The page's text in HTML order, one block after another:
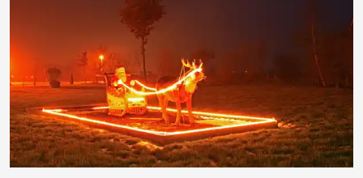
moorhenne